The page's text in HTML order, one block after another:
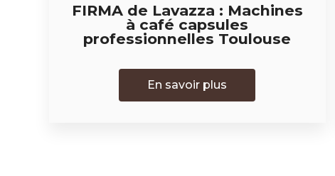
FIRMA de Lavazza : Machines
à café capsules
professionnelles Toulouse
En savoir plus